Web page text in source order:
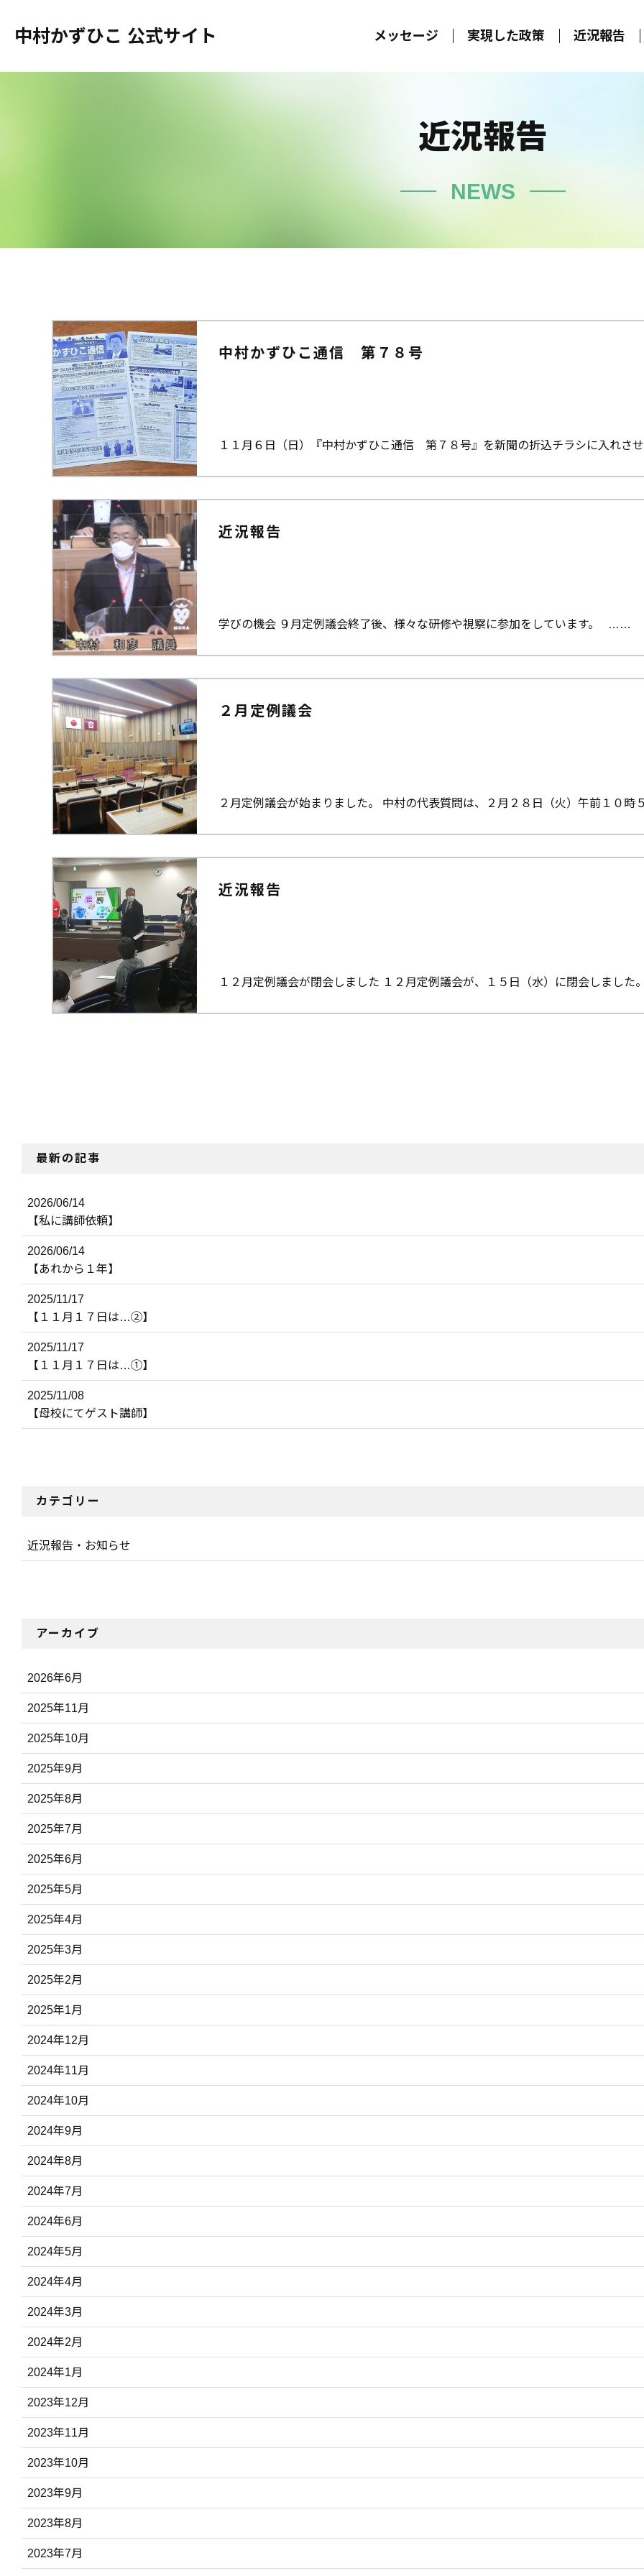
中村かずひこ 公式サイト メッセージ 実現した政策 近況報告
近況報告
NEWS
中村かずひこ通信 第７８号
１１月６日（日）『中村かずひこ通信 第７８号』を新聞の折込チラシに入れさ
近況報告
学びの機会 ９月定例議会終了後、様々な研修や視察に参加をしています。 …
２月定例議会
２月定例議会が始まりました。 中村の代表質問は、２月２８日（火）午前１０時
近況報告
１２月定例議会が閉会しました １２月定例議会が、１５日（水）に閉会しました
最新の記事
2026/06/14
【私に講師依頼】
2026/06/14
【あれから１年】
2025/11/17
【１１月１７日は…②】
2025/11/17
【１１月１７日は…①】
2025/11/08
【母校にてゲスト講師】
カテゴリー
近況報告・お知らせ
アーカイブ
2026年6月
2025年11月
2025年10月
2025年9月
2025年8月
2025年7月
2025年6月
2025年5月
2025年4月
2025年3月
2025年2月
2025年1月
2024年12月
2024年11月
2024年10月
2024年9月
2024年8月
2024年7月
2024年6月
2024年5月
2024年4月
2024年3月
2024年2月
2024年1月
2023年12月
2023年11月
2023年10月
2023年9月
2023年8月
2023年7月